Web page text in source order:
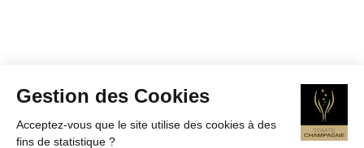
Gestion des Cookies
Acceptez-vous que le site utilise des cookies à des
fins de statistique ?